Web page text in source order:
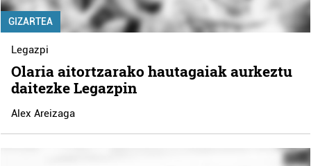
GIZARTEA
Legazpi
Olaria aitortzarako hautagaiak aurkeztu
daitezke Legazpin
Alex Areizaga